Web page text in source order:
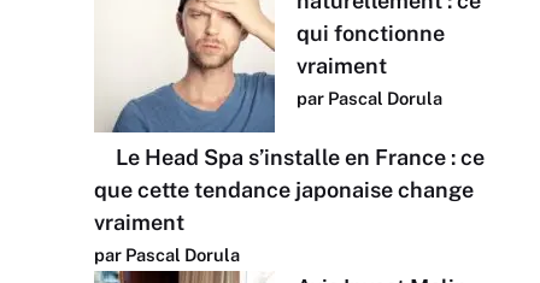
qui fonctionne
vraiment
par Pascal Dorula
Le Head Spa s’installe en France : ce
que cette tendance japonaise change
vraiment
par Pascal Dorula